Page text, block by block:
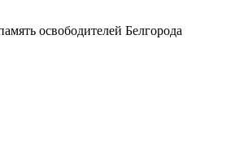
освободителей Белгорода